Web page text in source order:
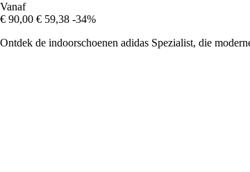
Vanaf
€ 90,00 € 59,38 -34%
Ontdek de indoorschoenen adidas Spezialist, die